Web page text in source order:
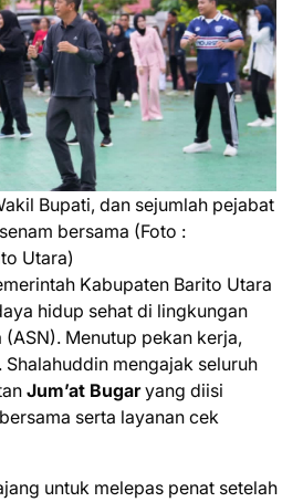
Bupati, dan sejumlah pejabat
bersama (Foto :
Utara)
Kabupaten Barito Utara
hidup sehat di lingkungan
Menutup pekan kerja,
Shalahuddin mengajak seluruh
Jum’at Bugaryang diisi
serta layanan cek
untuk melepas penat setelah